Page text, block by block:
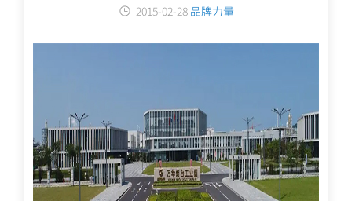
2015-02-28 品牌力量